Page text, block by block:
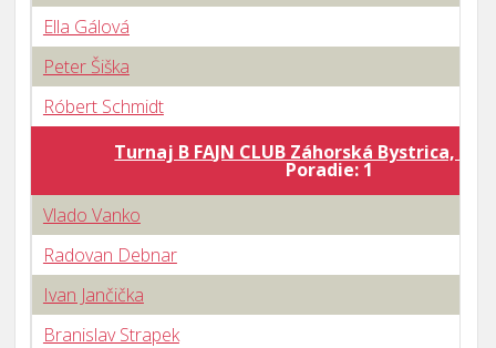
Ella Gálová
Peter Šiška
Róbert Schmidt
Turnaj B FAJN CLUB Záhorská Bystrica,
Poradie: 1
Vlado Vanko
Radovan Debnar
Ivan Jančička
Branislav Strapek